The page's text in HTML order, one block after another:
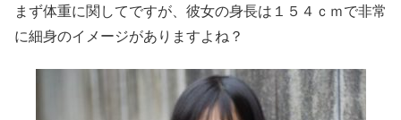
まず体重に関してですが、彼女の身長は１５４ｃｍで非常
に細身のイメージがありますよね？